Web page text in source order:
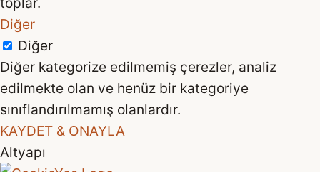
Diğer
Diğer
Diğer kategorize edilmemiş çerezler, analiz
edilmekte olan ve henüz bir kategoriye
sınıflandırılmamış olanlardır.
KAYDET & ONAYLA
Altyapı